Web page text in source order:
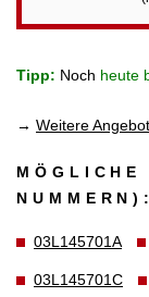
Tipp: Noch heute
→ Weitere
NUMMERN):
03L145701A
03L145701C